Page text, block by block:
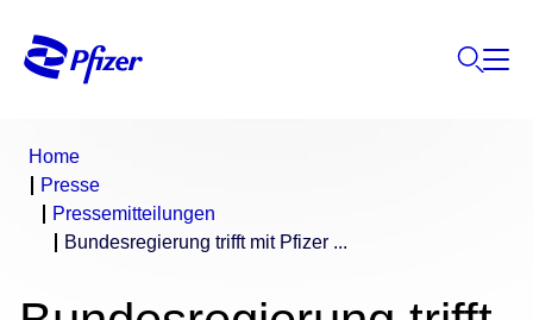
Home
Presse
Pressemitteilungen
Bundesregierung trifft mit Pfizer ...